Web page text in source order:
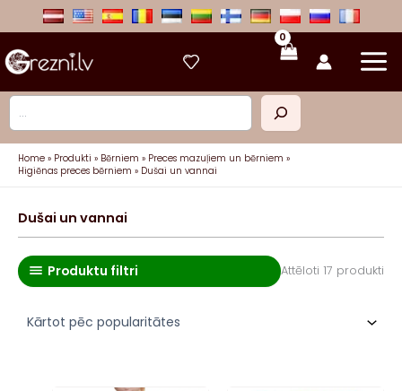
Meklēt
Home Produkti Bērniem
Preces mazuļiem un bērniem
Higiēnas preces bērniem
Dušai un vannai
Dušai un vannai
Produktu filtri Attēloti 17 produkti